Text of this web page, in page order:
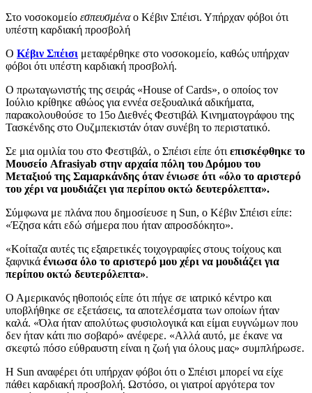
Στο νοσοκομείο εσπευσμέναο Κέβιν Σπέισι. Υπήρχαν φόβοι ότι
υπέστη καρδιακή προσβολή
Ο Κέβιν Σπέισι μεταφέρθηκε στο νοσοκομείο, καθώς υπήρχαν
φόβοι ότι υπέστη καρδιακή προσβολή.
Ο πρωταγωνιστής της σειράς «House of Cards», ο οποίος τον
Ιούλιο κρίθηκε αθώος για εννέα σεξουαλικά αδικήματα,
παρακολουθούσε το 15ο Διεθνές Φεστιβάλ Κινηματογράφου της
Τασκένδης στο Ουζμπεκιστάν όταν συνέβη το περιστατικό.
Σε μια ομιλία του στο Φεστιβάλ, ο Σπέισι είπε ότι επισκέφθηκε το
Μουσείο Afrasiyab στην αρχαία πόλη του Δρόμου του
Μεταξιού της Σαμαρκάνδης όταν ένιωσε ότι «όλο το αριστερό
του χέρι να μουδιάζει για περίπου οκτώ δευτερόλεπτα».
Σύμφωνα με πλάνα που δημοσίευσε η Sun, ο Κέβιν Σπέισι είπε:
«Έζησα κάτι εδώ σήμερα που ήταν απροσδόκητο».
«Κοίταζα αυτές τις εξαιρετικές τοιχογραφίες στους τοίχους και
ξαφνικά ένιωσα όλο το αριστερό μου χέρι να μουδιάζει για
περίπου οκτώ δευτερόλεπτα».
Ο Αμερικανός ηθοποιός είπε ότι πήγε σε ιατρικό κέντρο και
υποβλήθηκε σε εξετάσεις, τα αποτελέσματα των οποίων ήταν
καλά. «Όλα ήταν απολύτως φυσιολογικά και είμαι ευγνώμων που
δεν ήταν κάτι πιο σοβαρό» ανέφερε. «Αλλά αυτό, με έκανε να
σκεφτώ πόσο εύθραυστη είναι η ζωή για όλους μας» συμπλήρωσε.
Η Sun αναφέρει ότι υπήρχαν φόβοι ότι ο Σπέισι μπορεί να είχε
πάθει καρδιακή προσβολή. Ωστόσο, οι γιατροί αργότερα τον